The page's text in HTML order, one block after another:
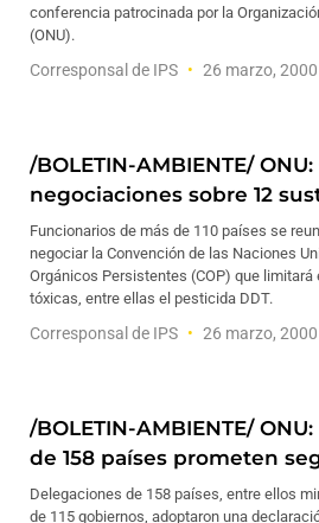
conferencia patrocinada por la
(ONU).
Corresponsal de IPS 26 marzo, 2000
/BOLETIN-AMBIENTE/
negociaciones sobre 12
Funcionarios de más de 110 países se
negociar la Convención de las Naciones
Orgánicos Persistentes (COP) que
tóxicas, entre ellas el pesticida DDT.
Corresponsal de IPS 26 marzo, 2000
/BOLETIN-AMBIENTE/
de 158 países prometen
Delegaciones de 158 países, entre ellos
de 115 gobiernos, adoptaron una